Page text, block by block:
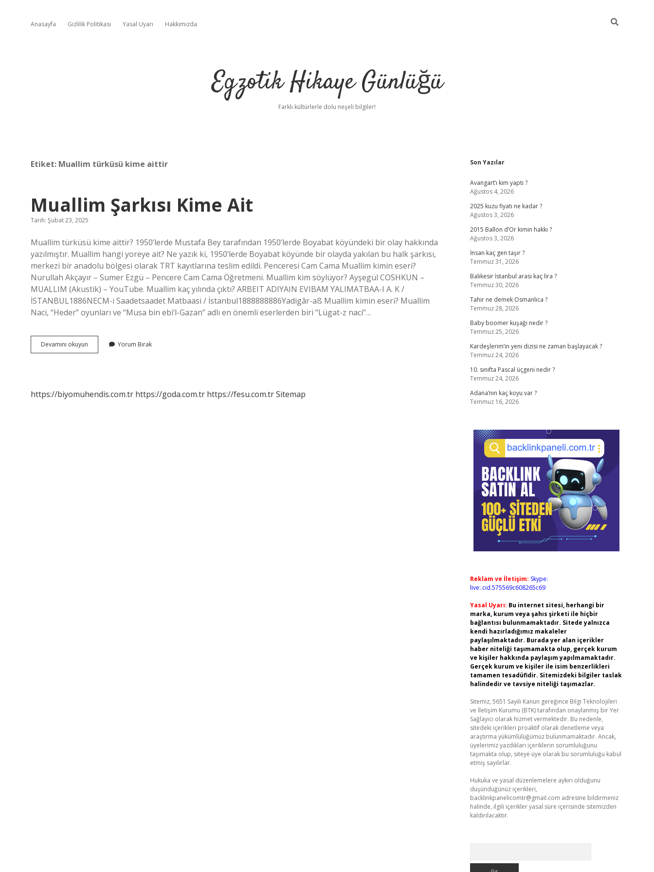
Anasayfa Gizlilik Politikası Yasal Uyarı Hakkımızda
Egzotik Hikaye Günlüğü
Farklı kültürlerle dolu neşeli bilgiler!
Etiket: Muallim türküsü kime aittir
Muallim Şarkısı Kime Ait
Tarih: Şubat 23, 2025
Muallim türküsü kime aittir? 1950’lerde Mustafa Bey tarafından 1950’lerde Boyabat köyündeki bir olay hakkında
yazılmıştır. Muallim hangi yoreye ait? Ne yazık ki, 1950’lerde Boyabat köyünde bir olayda yakılan bu halk şarkısı,
merkezi bir anadolu bölgesi olarak TRT kayıtlarına teslim edildi. Penceresi Cam Cama Muallim kimin eseri?
Nurullah Akçayır – Sumer Ezgü – Pencere Cam Cama Öğretmeni. Muallim kim söylüyor? Ayşegül COSHKUN –
MUALLIM (Akustik) – YouTube. Muallim kaç yılında çıktı? ARBEIT ADIYAIN EVIBAM YALIMATBAA-I A. K /
İSTANBUL1886NECM-i Saadetsaadet Matbaasi / İstanbul1888888886Yadigâr-aß Muallim kimin eseri? Muallim
Naci, “Heder” oyunları ve “Musa bin ebi’l-Gazan” adlı en önemli eserlerden biri “Lügat-z naci”…
Devamını okuyun
Şarkısı
Yorum Bırak
https://biyomuhendis.com.tr https://goda.com.tr https://fesu.com.trSitemap
Sidebar
Son Yazılar
Avangart’ı kim yaptı ?
Ağustos 4, 2026
2025 kuzu fiyatı ne kadar ?
Ağustos 3, 2026
2015 Ballon d’Or kimin hakkı ?
Ağustos 3, 2026
İnsan kaç gen taşır ?
Temmuz 31, 2026
Balıkesir İstanbul arası kaç lira ?
Temmuz 30, 2026
Tahir ne demek Osmanlıca ?
Temmuz 28, 2026
Baby boomer kuşağı nedir ?
Temmuz 25, 2026
Kardeşlerim’in yeni dizisi ne zaman başlayacak ?
Temmuz 24, 2026
10. sınıfta Pascal üçgeni nedir ?
Temmuz 24, 2026
Adana’nın kaç koyu var ?
Temmuz 16, 2026
Reklam ve İletişim: Skype:
live:.cid.575569c608265c69
Yasal Uyarı: Bu internet sitesi, herhangi bir
marka, kurum veya şahıs şirketi ile hiçbir
bağlantısı bulunmamaktadır. Sitede yalnızca
kendi hazırladığımız makaleler
paylaşılmaktadır. Burada yer alan içerikler
haber niteliği taşımamakta olup, gerçek kurum
ve kişiler hakkında paylaşım yapılmamaktadır.
Gerçek kurum ve kişiler ile isim benzerlikleri
tamamen tesadüfidir. Sitemizdeki bilgiler taslak
halindedir ve tavsiye niteliği taşımazlar.
Sitemiz, 5651 Sayılı Kanun gereğince Bilgi Teknolojileri
ve İletişim Kurumu (BTK) tarafından onaylanmış bir Yer
Sağlayıcı olarak hizmet vermektedir. Bu nedenle,
sitedeki içerikleri proaktif olarak denetleme veya
araştırma yükümlülüğümüz bulunmamaktadır. Ancak,
üyelerimiz yazdıkları içeriklerin sorumluluğunu
taşımakta olup, siteye üye olarak bu sorumluluğu kabul
etmiş sayılırlar.
Hukuka ve yasal düzenlemelere aykırı olduğunu
düşündüğünüz içerikleri,
backlinkpanelicomtr@gmail.com adresine bildirmeniz
halinde, ilgili içerikler yasal süre içerisinde sitemizden
kaldırılacaktır.